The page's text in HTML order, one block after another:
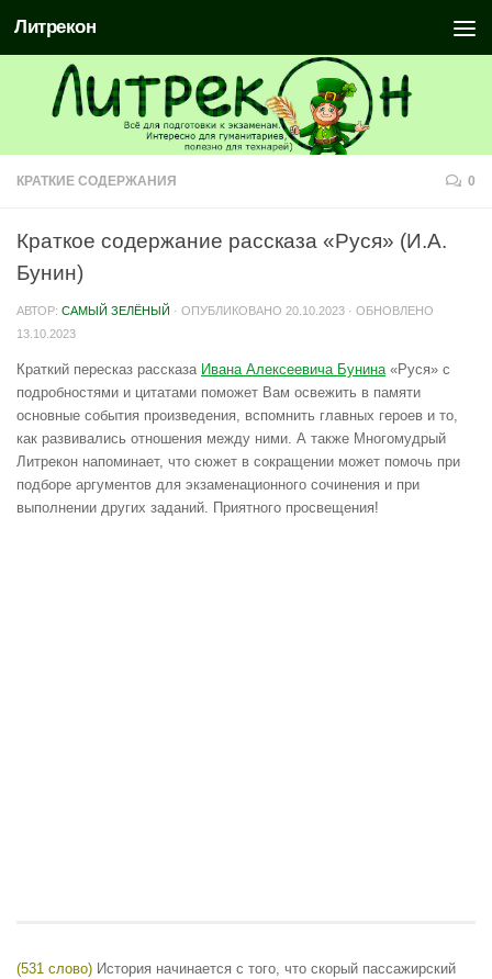
Литрекон
КРАТКИЕ СОДЕРЖАНИЯ 0
Краткое содержание рассказа «Руся» (И.А.
Бунин)
АВТОР: САМЫЙ ЗЕЛЁНЫЙ · ОПУБЛИКОВАНО 20.10.2023 · ОБНОВЛЕНО
13.10.2023
Краткий пересказ рассказа Ивана Алексеевича Бунина«Руся» с
подробностями и цитатами поможет Вам освежить в памяти
основные события произведения, вспомнить главных героев и то,
как развивались отношения между ними. А также Многомудрый
Литрекон напоминает, что сюжет в сокращении может помочь при
подборе аргументов для экзаменационного сочинения и при
выполнении других заданий. Приятного просвещения!
(531 слово) История начинается с того, что скорый пассажирский